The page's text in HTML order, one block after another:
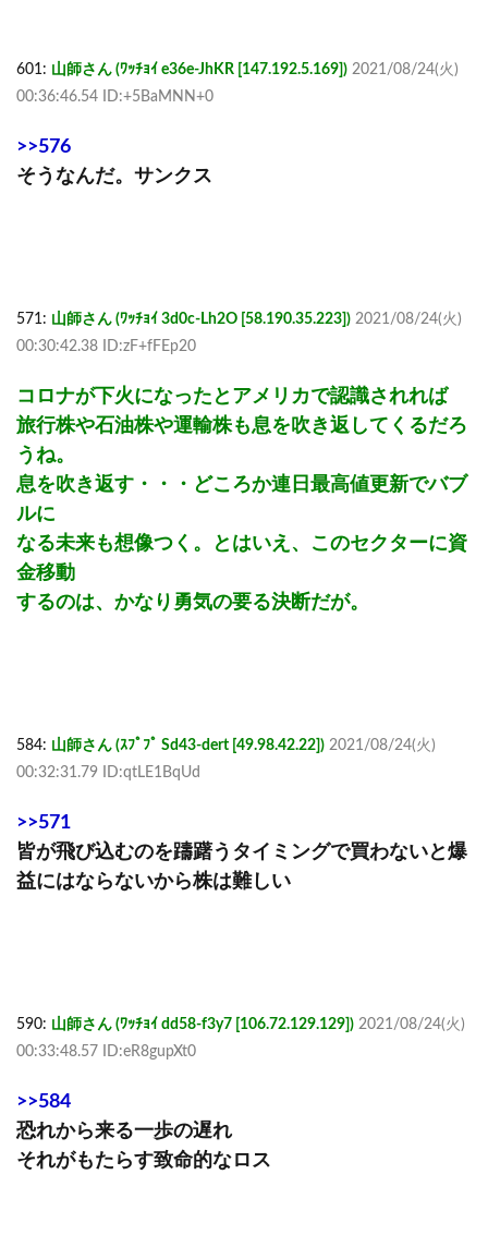
601: 山師さん (ﾜｯﾁｮｲ e36e-JhKR [147.192.5.169]) 2021/08/24(火)
00:36:46.54 ID:+5BaMNN+0
>>576
そうなんだ。サンクス
571: 山師さん (ﾜｯﾁｮｲ 3d0c-Lh2O [58.190.35.223]) 2021/08/24(火)
00:30:42.38 ID:zF+fFEp20
コロナが下火になったとアメリカで認識されれば
旅行株や石油株や運輸株も息を吹き返してくるだろ
うね。
息を吹き返す・・・どころか連日最高値更新でバブ
ルに
なる未来も想像つく。とはいえ、このセクターに資
金移動
するのは、かなり勇気の要る決断だが。
584: 山師さん (ｽﾌﾟﾌﾟ Sd43-dert [49.98.42.22]) 2021/08/24(火)
00:32:31.79 ID:qtLE1BqUd
>>571
皆が飛び込むのを躊躇うタイミングで買わないと爆
益にはならないから株は難しい
590: 山師さん (ﾜｯﾁｮｲ dd58-f3y7 [106.72.129.129]) 2021/08/24(火)
00:33:48.57 ID:eR8gupXt0
>>584
恐れから来る一歩の遅れ
それがもたらす致命的なロス